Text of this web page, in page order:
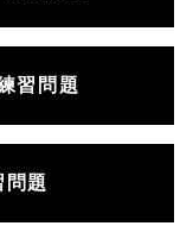
習問題
問題